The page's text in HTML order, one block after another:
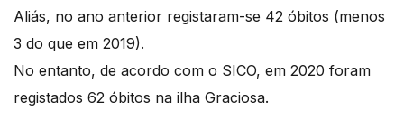
Aliás, no ano anterior registaram-se 42 óbitos (menos
3 do que em 2019).
No entanto, de acordo com o SICO, em 2020 foram
registados 62 óbitos na ilha Graciosa.